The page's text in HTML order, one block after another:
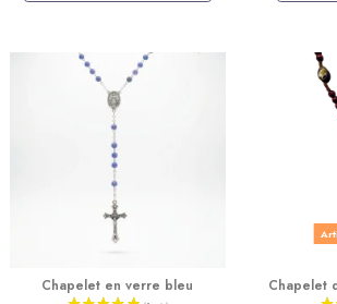
Chapelet en verre bleu Chapelet